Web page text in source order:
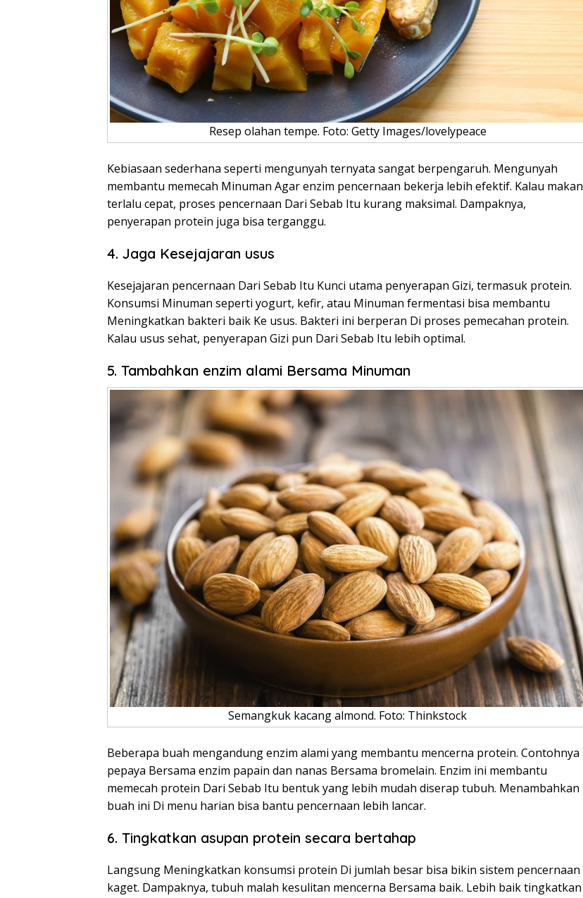
Resep olahan tempe. Foto: Getty Images/lovelypeace
Kebiasaan sederhana seperti mengunyah ternyata sangat berpengaruh. Mengunyah
membantu memecah Minuman Agar enzim pencernaan bekerja lebih efektif. Kalau makan
terlalu cepat, proses pencernaan Dari Sebab Itu kurang maksimal. Dampaknya,
penyerapan protein juga bisa terganggu.
4. Jaga Kesejajaran usus
Kesejajaran pencernaan Dari Sebab Itu Kunci utama penyerapan Gizi, termasuk protein.
Konsumsi Minuman seperti yogurt, kefir, atau Minuman fermentasi bisa membantu
Meningkatkan bakteri baik Ke usus. Bakteri ini berperan Di proses pemecahan protein.
Kalau usus sehat, penyerapan Gizi pun Dari Sebab Itu lebih optimal.
5. Tambahkan enzim alami Bersama Minuman
Semangkuk kacang almond. Foto: Thinkstock
Beberapa buah mengandung enzim alami yang membantu mencerna protein. Contohnya
pepaya Bersama enzim papain dan nanas Bersama bromelain. Enzim ini membantu
memecah protein Dari Sebab Itu bentuk yang lebih mudah diserap tubuh. Menambahkan
buah ini Di menu harian bisa bantu pencernaan lebih lancar.
6. Tingkatkan asupan protein secara bertahap
Langsung Meningkatkan konsumsi protein Di jumlah besar bisa bikin sistem pencernaan
kaget. Dampaknya, tubuh malah kesulitan mencerna Bersama baik. Lebih baik tingkatkan